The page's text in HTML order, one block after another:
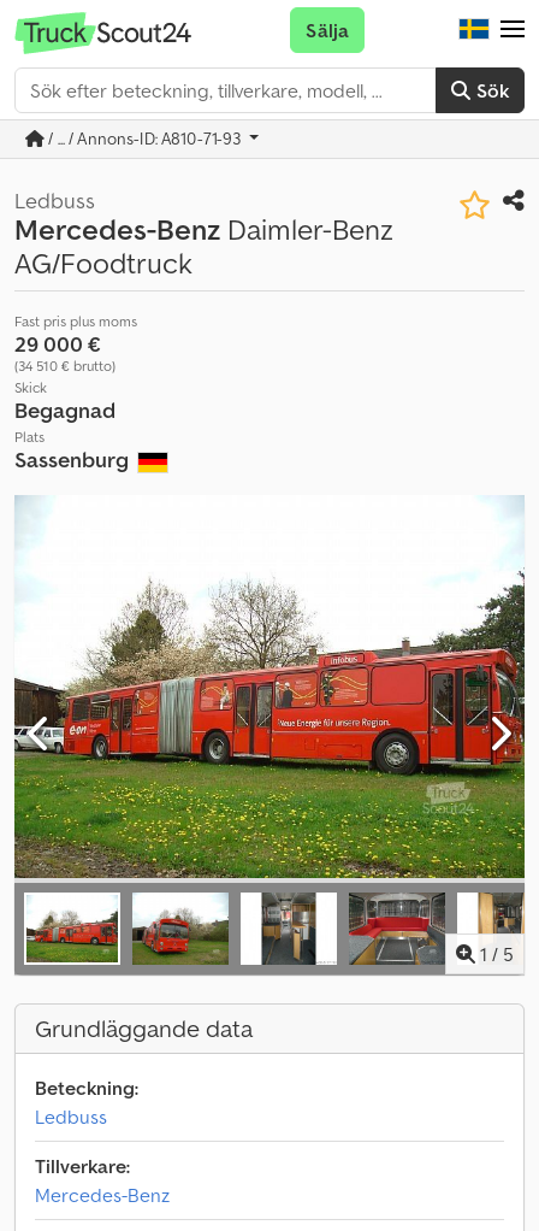
Sök
Sälja
/ ... / Annons-ID: A810-71-93
Ledbuss
Mercedes-Benz Daimler-Benz
AG/Foodtruck
Fast pris plus moms
29 000 €
(34 510 € brutto)
Skick
Begagnad
Plats
Sassenburg
1 / 5
Grundläggande data
Beteckning:
Ledbuss
Tillverkare:
Mercedes-Benz